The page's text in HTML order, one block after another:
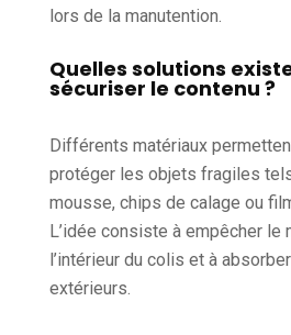
lors de la manutention.
Quelles solutions
sécuriser le contenu ?
Différents matériaux
protéger les objets fragiles
mousse, chips de calage ou
L’idée consiste à empêcher le
l’intérieur du colis et à
extérieurs.